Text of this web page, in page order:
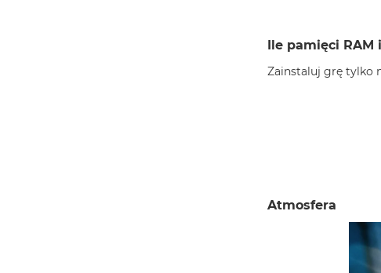
Ile pamięci RAM
Zainstaluj grę tylko
Atmosfera